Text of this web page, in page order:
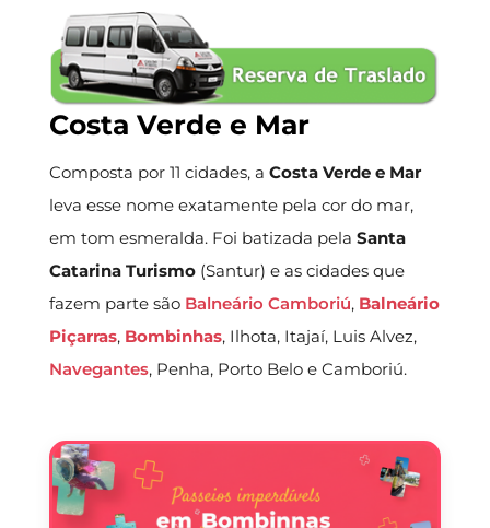
Costa Verde e Mar
Composta por 11 cidades, a Costa Verde e Mar
leva esse nome exatamente pela cor do mar,
em tom esmeralda. Foi batizada pela Santa
Catarina Turismo(Santur) e as cidades que
fazem parte são Balneário Camboriú, Balneário
Piçarras, Bombinhas, Ilhota, Itajaí, Luis Alvez,
Navegantes, Penha, Porto Belo e Camboriú.